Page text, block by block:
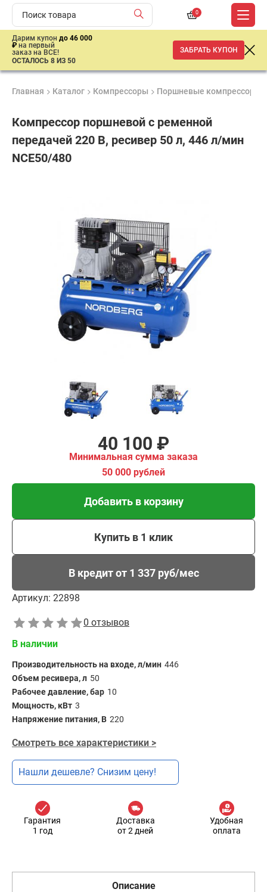
0
Дарим купон до 46 000
₽ на первый
заказ на ВСЕ!
ОСТАЛОСЬ 8 ИЗ 50
ЗАБРАТЬ КУПОН
Главная Каталог Компрессоры Поршневые компрессоры
Компрессор поршневой с ременной
передачей 220 В, ресивер 50 л, 446 л/мин
NCE50/480
40 100 ₽
Минимальная сумма заказа
50 000 рублей
Добавить в корзину
Купить в 1 клик
В кредит от 1 337 руб/мес
Артикул: 22898
0 отзывов
В наличии
Производительность на входе, л/мин 446
Объем ресивера, л 50
Рабочее давление, бар 10
Мощность, кВт 3
Напряжение питания, В 220
Смотреть все характеристики >
Нашли дешевле? Снизим цену!
Гарантия
1 год
Доставка
от 2 дней
Удобная
оплата
Описание
Добавить в корзину
Купить в 1 клик
В кредит от 1 337 руб/